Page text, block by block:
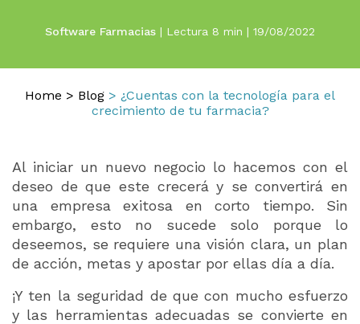
Software Farmacias | Lectura 8 min | 19/08/2022
Home > Blog > ¿Cuentas con la tecnología para el
crecimiento de tu farmacia?
Al iniciar un nuevo negocio lo hacemos con el
deseo de que este crecerá y se convertirá en
una empresa exitosa en corto tiempo. Sin
embargo, esto no sucede solo porque lo
deseemos, se requiere una visión clara, un plan
de acción, metas y apostar por ellas día a día.
¡Y ten la seguridad de que con mucho esfuerzo
y las herramientas adecuadas se convierte en